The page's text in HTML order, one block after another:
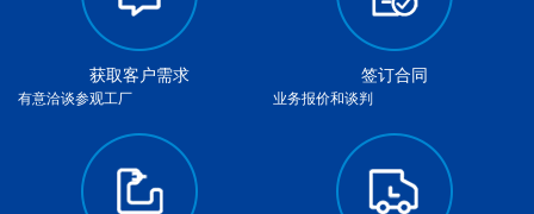
获取客户需求
有意洽谈参观工厂
签订合同
业务报价和谈判